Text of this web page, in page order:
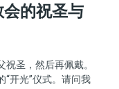
会的祝圣与
圣，然后再佩戴。
开光”仪式。请问我